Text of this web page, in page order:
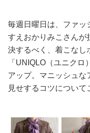
ファッション
恋愛/結婚/離
美容/健康
毎週日曜日は、ファッ
すえおかりみこさんが
決するべく、着こなし
「UNIQLO（ユニク
アップ。マニッシュ
見せするコツについて